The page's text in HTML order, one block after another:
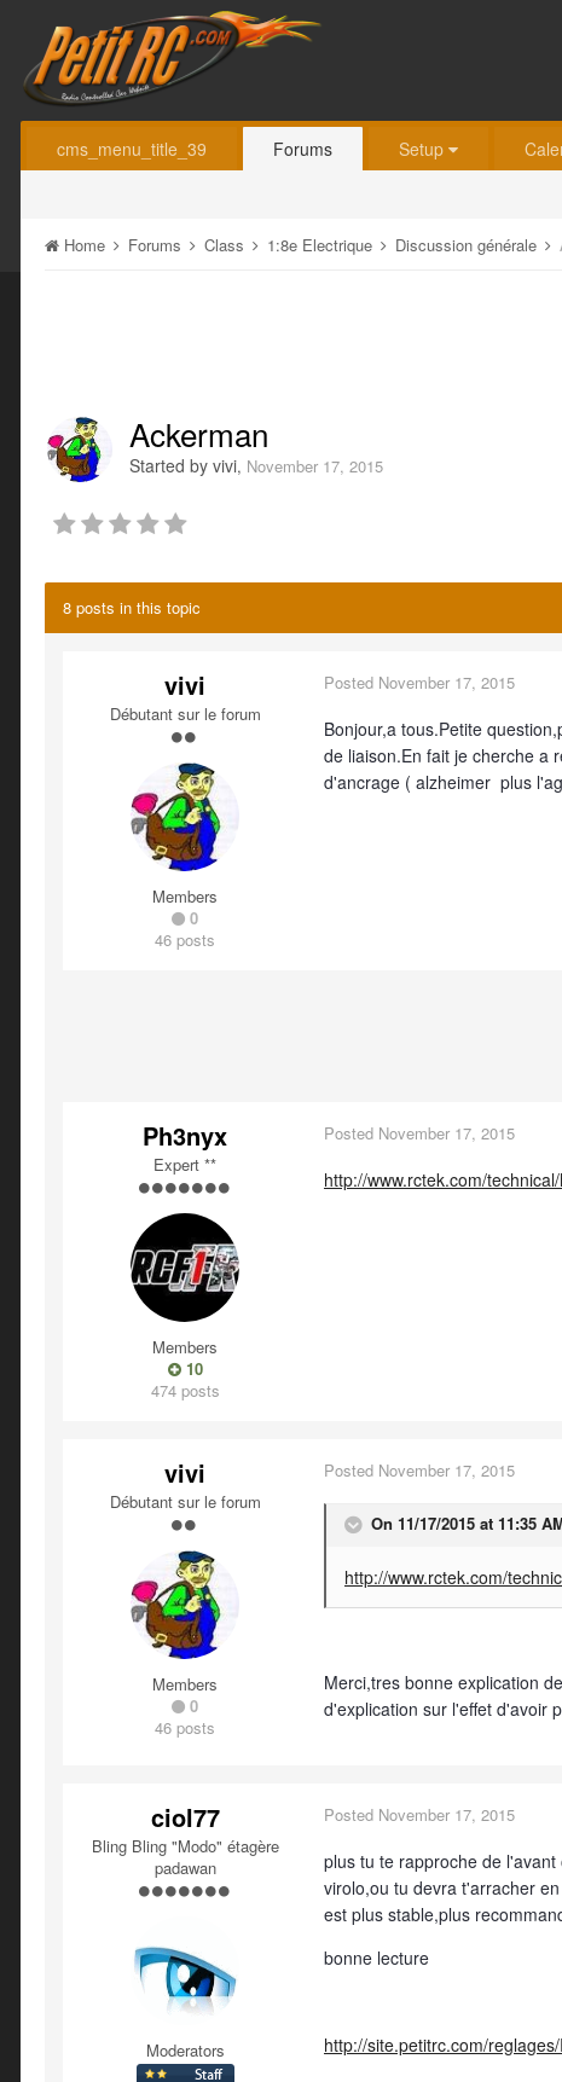
cms_menu_title_39 Forums Setup
Home Forums Class 1:8e Electrique Discussion générale
Ackerman
Started by vivi, November 17, 2015
8 posts in this topic
vivi
Débutant sur le forum
Members
0
46 posts
Posted November 17, 2015
Bonjour,a tous.Petite
de liaison.En fait je cherche a
d'ancrage ( alzheimer plus
Ph3nyx
Expert **
Members
10
474 posts
Posted November 17, 2015
http://www.rctek.com/
vivi
Débutant sur le forum
Members
0
46 posts
Posted November 17, 2015
On 11/17/2015 at 11:35
http://www.rctek.com/
Merci,tres bonne explication
d'explication sur l'effet d'avoir
ciol77
Bling Bling "Modo" étagère
padawan
Moderators
Posted November 17, 2015
plus tu te rapproche de
virolo,ou tu devra t'arracher
est plus stable,plus
bonne lecture
http://site.petitrc.com/